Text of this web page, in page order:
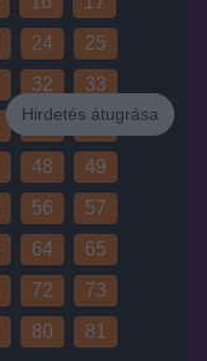
Hirdetés átugrása
24
25
32
33
40
41
48
49
56
57
64
65
72
73
80
81